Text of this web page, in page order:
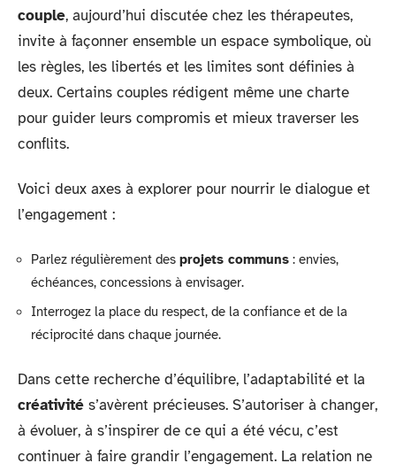
couple, aujourd’hui discutée chez les thérapeutes,
invite à façonner ensemble un espace symbolique, où
les règles, les libertés et les limites sont définies à
deux. Certains couples rédigent même une charte
pour guider leurs compromis et mieux traverser les
conflits.
Voici deux axes à explorer pour nourrir le dialogue et
l’engagement :
Parlez régulièrement des projets communs : envies,
échéances, concessions à envisager.
Interrogez la place du respect, de la confiance et de la
réciprocité dans chaque journée.
Dans cette recherche d’équilibre, l’adaptabilité et la
créativité s’avèrent précieuses. S’autoriser à changer,
à évoluer, à s’inspirer de ce qui a été vécu, c’est
continuer à faire grandir l’engagement. La relation ne